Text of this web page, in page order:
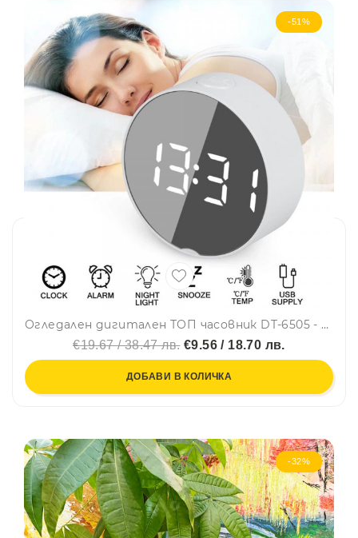
-51%
Огледален дигитален ТОП часовник DT-6505 - кръгъл, с аларма, термометър, големи цифри и много екстри
€19.67 / 38.47 лв.€9.56 / 18.70 лв.
ДОБАВИ В КОЛИЧКА
-32%